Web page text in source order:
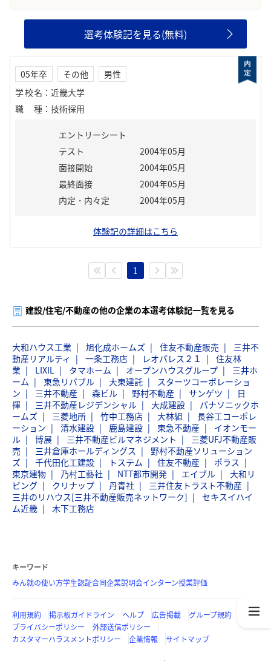
選考体験記を見る(無料)
05年卒 その他
男性
学校名 ： 近畿大学
職種 ： 技術採用
エントリーシート
テスト
2004年05月
面接開始
2004年05月
最終面接
2004年05月
内定・内々定
2004年05月
体験記の詳細はこちら
1
建設/住宅/不動産の他の企業の本選考体験記一覧を見る
大和ハウス工業 旭化成ホームズ 住友不動産販売
三井不
動産リアルティ
一条工務店 レオパレス２１
住友林
業
LIXIL タマホーム オープンハウスグループ
三井ホ
ーム
東急リバブル 大東建託
スターツコーポレーショ
ン
三井不動産 森ビル 野村不動産 サンゲツ
日
揮
三井不動産レジデンシャル 大成建設
パナソニックホ
ームズ
三菱地所 竹中工務店 大林組
長谷工コーポレ
ーション
清水建設 鹿島建設 東急不動産
イオンモー
ル
博展 三井不動産ビルマネジメント
三菱UFJ不動産販
売
三井倉庫ホールディングス
野村不動産ソリューション
ズ
千代田化工建設 トステム 住友不動産
ポラス
東京建物
乃村工藝社 NTT都市開発 エイブル
大和リ
ビング
クリナップ 丹青社
三井住友トラスト不動産
三井のリハウス[三井不動産販売ネットワーク]
セキスイハイ
ム近畿
木下工務店
キーワード
みん就の使い方学生認証合同企業説明会インターン授業評価
利用規約 掲示板ガイドライン ヘルプ 広告掲載
グループ規約
プライバシーポリシー
外部送信ポリシー
カスタマーハラスメントポリシー
企業情報 サイトマップ